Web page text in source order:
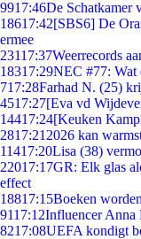
9917:46De Schatkamer
18617:42[SBS6] De
ermee
23117:37Weerrecords
18317:29NEC #77: Wat
717:28Farhad N. (25)
4517:27[Eva vd
14417:24[Keuken
2817:21 2026 kan
11417:20Lisa (38)
22017:17GR: Elk glas
effect
18817:15Boeken
9117:12Influencer Anna
8217:08UEFA kondigt